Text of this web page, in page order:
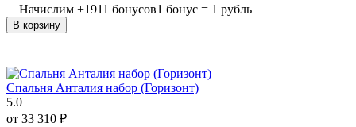
Начислим +1911 бонусов1 бонус = 1 рубль
В корзину
Спальня Анталия набор (Горизонт)
5.0
от 33 310 ₽